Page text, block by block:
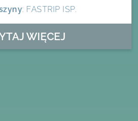
: FASTRIP ISP.
WIĘCEJ